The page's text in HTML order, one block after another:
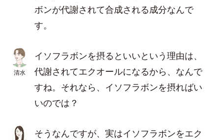
ボンが代謝されて合成される成分なんで
す。
清水
イソフラボンを摂るといいという理由は、
代謝されてエクオールになるから、なんで
すね。それなら、イソフラボンを摂ればい
いのでは？
そうなんですが、実はイソフラボンをエク